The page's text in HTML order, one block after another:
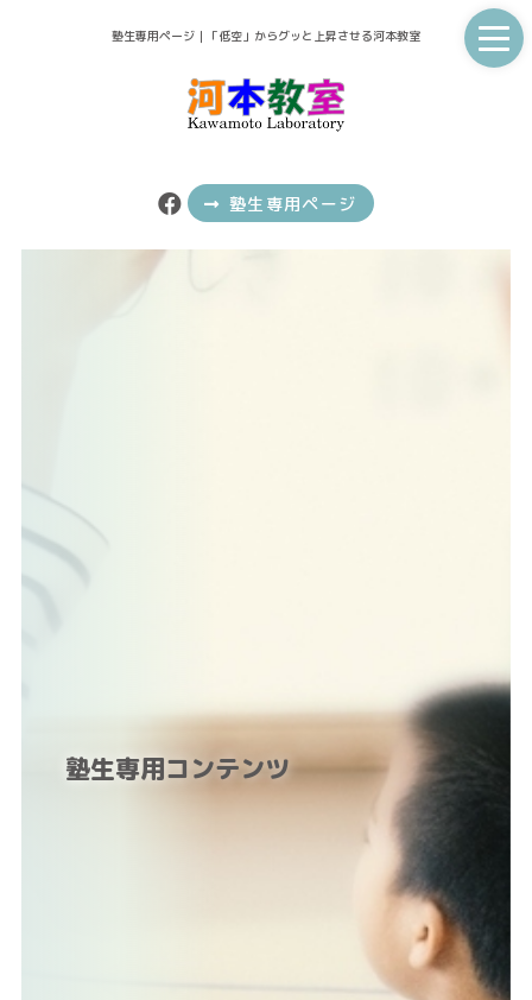
塾生専用ページ｜「低空」からグッと上昇させる河本教室
塾生専用ページ
塾生専用コンテンツ